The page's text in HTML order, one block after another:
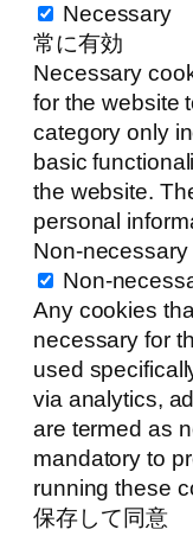
Necessary
常に有効
Necessary
for the website
category only
basic
the website.
personal
Non-necessary
Non-
Any cookies
necessary for
used
via analytics,
are termed as
mandatory to
running these
保存して同意